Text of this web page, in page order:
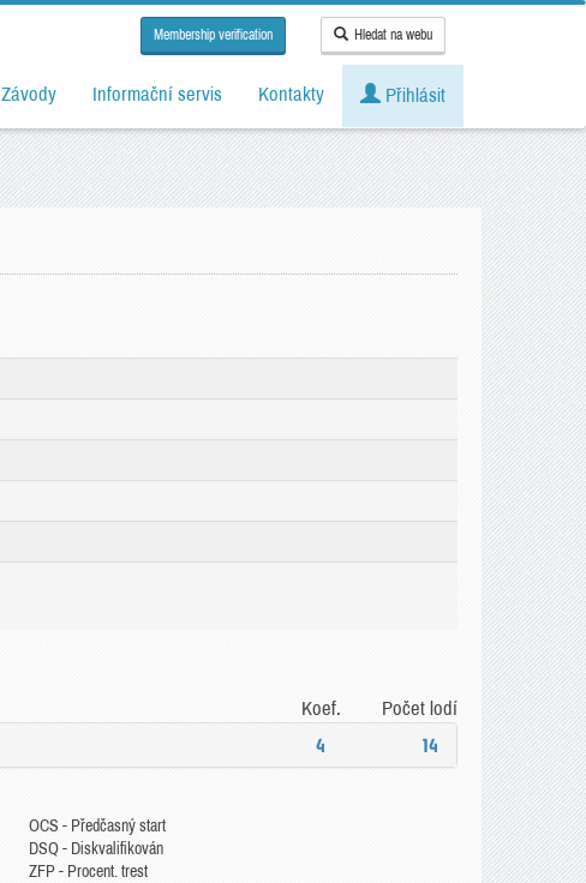
Membership verification Hledat na webu
Závody Informační servis Kontakty Přihlásit
Koef. Počet lodí
4 14
OCS - Předčasný start
DSQ - Diskvalifikován
ZFP - Procent. trest